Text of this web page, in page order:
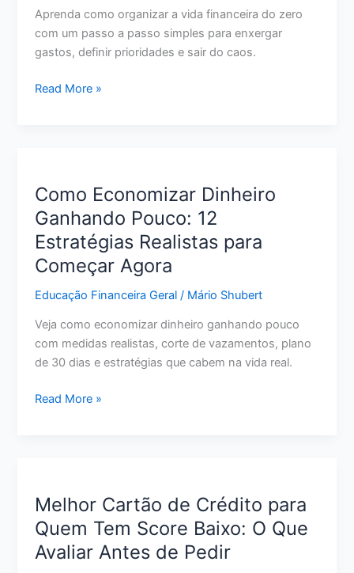
Aprenda como organizar a vida financeira do zero
com um passo a passo simples para enxergar
gastos, definir prioridades e sair do caos.
Como
Zero:
Passo
a
Passo
Sair
Caos
Read More »
Como Economizar Dinheiro
Ganhando Pouco: 12
Estratégias Realistas para
Começar Agora
Educação Financeira Geral / Mário Shubert
Veja como economizar dinheiro ganhando pouco
com medidas realistas, corte de vazamentos, plano
de 30 dias e estratégias que cabem na vida real.
Como
Estratégias
Realistas
para
Read More »
Melhor Cartão de Crédito para
Quem Tem Score Baixo: O Que
Avaliar Antes de Pedir